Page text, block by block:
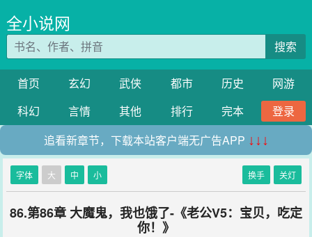
全小说网
搜索
首页 玄幻 武侠 都市 历史
网游
科幻
言情 其他 排行 完本
登录
追看新章节，下载本站客户端无广告APP ↓↓↓
字体 大 中 小 换手 关灯
86.第86章 大魔鬼，我也饿了-《老公V5：宝贝，吃定
你！》